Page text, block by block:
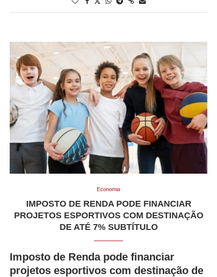
Economia
IMPOSTO DE RENDA PODE FINANCIAR
PROJETOS ESPORTIVOS COM DESTINAÇÃO
DE ATÉ 7% SUBTÍTULO
Imposto de Renda pode financiar
projetos esportivos com destinação de